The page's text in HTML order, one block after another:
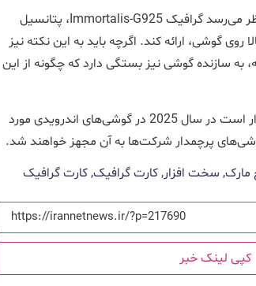
با توجه به نتایج به دست آمده، به نظر می‌رسد گرافیک Immortalis-G925، پتانسیل
روی گوشی، ارائه کند. اگرچه باید به این نکته نیز
به سازنده گوشی نیز بستگی دارد که چگونه از این
تراشه مدیاتک دایمنسیتی 9400 قرار است در سال 2025 در گوشی‌های اندرویدی مورد
پرچمدار شرکت‌ها به آن مجهز خواهند شد.
مارک, سخت افزار,کارت گرافیک,کارت گرافیک
کپی لینک خبر